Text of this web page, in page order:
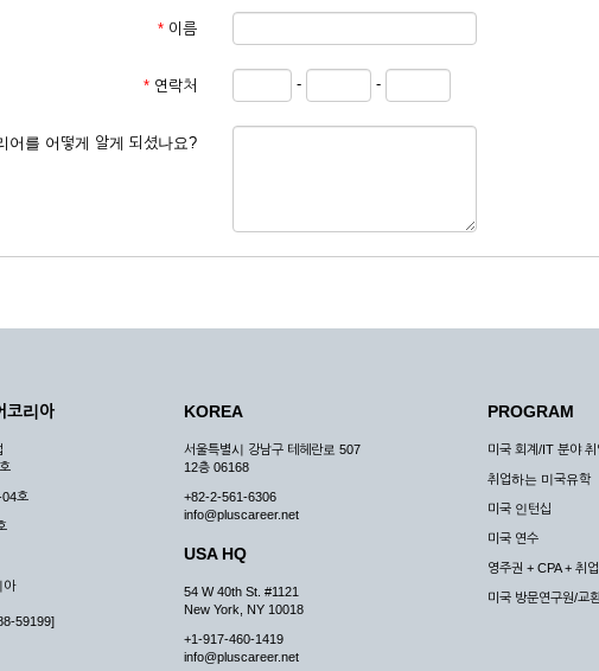
ID는 변경할 수 없으며, 회원 1인당 한 개의 ID가 발급됩니다. 부득이한 경우로 인해 변경
호에 해당하는 이용자에 대하여는 가입을 거절하거나 취소할 수 있으며, 실명으로 등록하
기재하여 신청할 경우
반 사항을 위반하며 신청하는 경우
및 고장, 기술적인 이유, 국가비상사태, 정전, 서비스 설비의 장애, 서비스 이용의 폭주 등의
를 제공할 수 없는 합당한 사유가 발생한 경우
제 3항의 사유로 서비스의 제공이 일시적으로 중지됨으로 인해 이용자 또는 제 3자가 입
)
이 없는 한 이용자가 신청한 후 즉시 서비스를 이용할 수 있도록 하고 계속적, 안정적으
개인 신상 정보를 본인의 승낙 없이 타인에게 누설, 배포하여서는 안됩니다. 다만, 관계법
* 이름
* 연락처 - -
어를 어떻게 알게 되셨나요?
코리아
04호
아
59199]
KOREA
서울특별시 강남구 테헤란로 507
12층 06168
+82-2-561-6306
info@pluscareer.net
USA HQ
54 W 40th St. #1121
New York, NY 10018
+1-917-460-1419
info@pluscareer.net
PROGRAM
미국 회계/IT 분야 취
취업하는 미국유학
미국 인턴십
미국 연수
영주권 + CPA + 취업
미국 방문연구원/교